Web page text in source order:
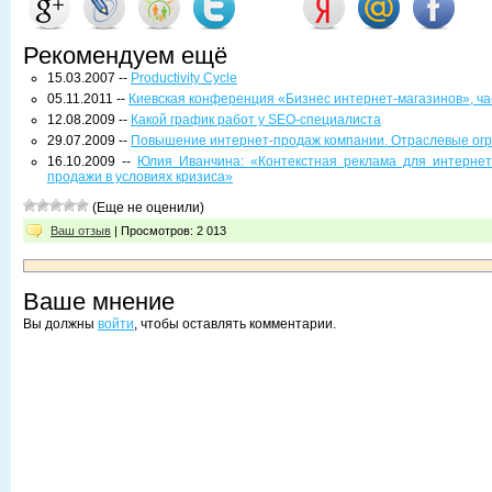
Рекомендуем ещё
15.03.2007 -- Productivity Cycle
05.11.2011 -- Киевская конференция «Бизнес интернет-магазинов»,
12.08.2009 -- Какой график работ у SEO-специалиста
29.07.2009 -- Повышение интернет-продаж компании. Отраслевые
16.10.2009 -- Юлия Иванчина: «Контекстная реклама для
продажи в условиях кризиса»
(Еще не оценили)
Ваш отзыв | Просмотров: 2 013
Ваше мнение
Вы должны войти, чтобы оставлять комментарии.